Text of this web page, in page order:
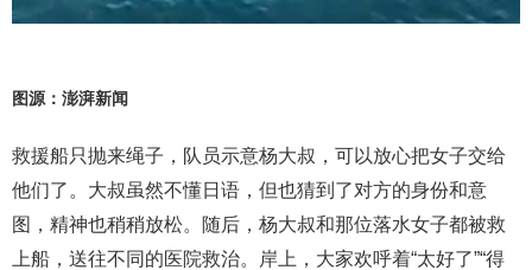
图源：澎湃新闻
救援船只抛来绳子，队员示意杨大叔，可以放心把女子交给
他们了。大叔虽然不懂日语，但也猜到了对方的身份和意
图，精神也稍稍放松。随后，杨大叔和那位落水女子都被救
上船，送往不同的医院救治。岸上，大家欢呼着“太好了”“得